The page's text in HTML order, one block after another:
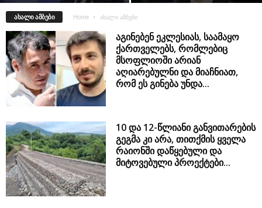
ᲐᲮᲐᲚᲘ ᲐᲛᲑᲔᲑᲘ Home ახალი ამბები
აგინებენ ეკლესიას, საამაყო
ქართველებს, რომლებიც
მსოფლიოში არიან
აღიარებულნი და მიაჩნიათ,
რომ ეს გინება უნდა...
10 და 12-წლიანი განვითარების
გეგმა კი არა, თითქმის ყველა
რაიონში დაწყებული და
მიტოვებული პროექტები...